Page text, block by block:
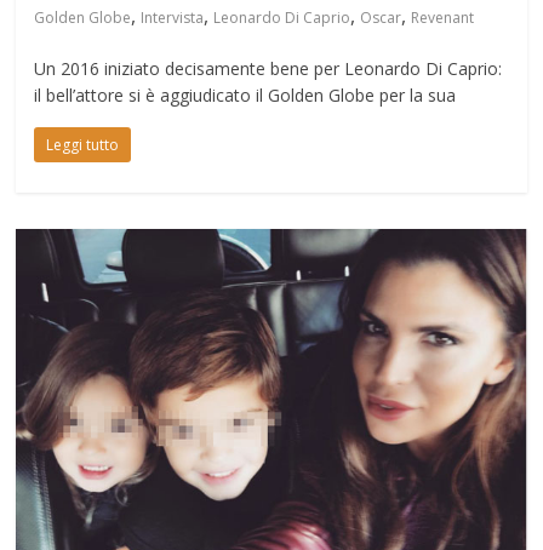
Golden Globe, Intervista, Leonardo Di Caprio, Oscar, Revenant
Un 2016 iniziato decisamente bene per Leonardo Di Caprio:
il bell’attore si è aggiudicato il Golden Globe per la sua
Leggi tutto